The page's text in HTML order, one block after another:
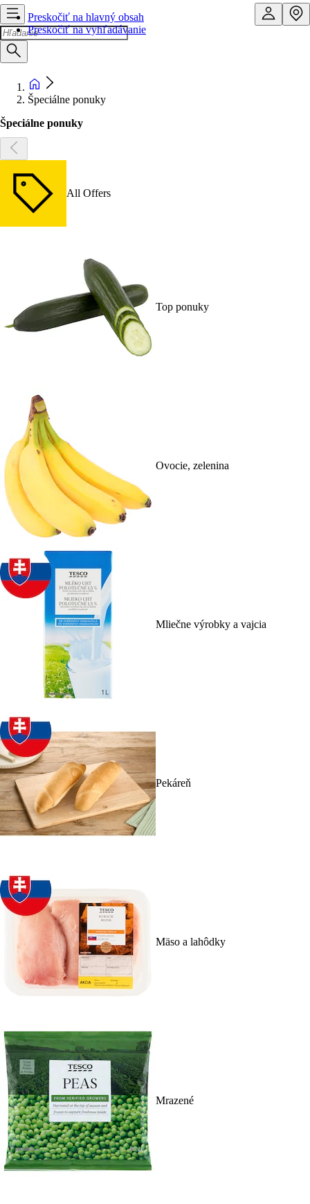
Preskočiť na hlavný obsah
Preskočiť na vyhľadávanie
Špeciálne ponuky
Špeciálne ponuky
All Offers
Top ponuky
Ovocie, zelenina
Mliečne výrobky a vajcia
Pekáreň
Mäso a lahôdky
Mrazené